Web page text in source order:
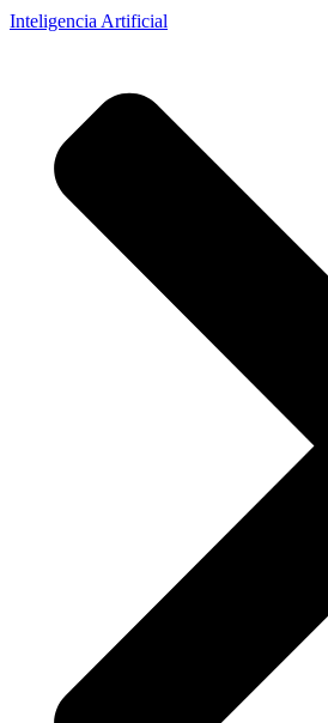
Inteligencia Artificial